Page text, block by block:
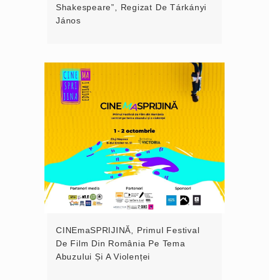
Shakespeare”, Regizat De Tárkányi
János
CINEmaSPRIJINĂ, Primul Festival
De Film Din România Pe Tema
Abuzului Și A Violenței